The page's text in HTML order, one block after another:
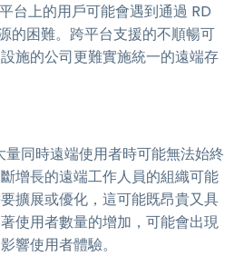
台上的用戶可能會遇到通過 RD
的困難。跨平台支援的不順暢可
施的公司更難實施統一的遠端存
同時遠端使用者時可能無法始終
增長的遠端工作人員的組織可能
擴展或優化，這可能既昂貴又具
使用者數量的增加，可能會出現
響使用者體驗。